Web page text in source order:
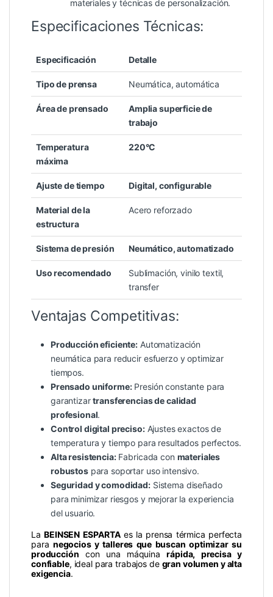
materiales y técnicas de personalización.
Especificaciones Técnicas:
Especificación Detalle
Tipo de prensa Neumática, automática
Área de prensado
Amplia superficie de
trabajo
Temperatura
máxima
220°C
Ajuste de tiempo Digital, configurable
Material de la
estructura
Acero reforzado
Sistema de presión Neumático, automatizado
Uso recomendado
Sublimación, vinilo textil,
transfer
Ventajas Competitivas:
Producción eficiente: Automatización
neumática para reducir esfuerzo y optimizar
tiempos.
Prensado uniforme:Presión constante para
garantizartransferencias de calidad
profesional.
Control digital preciso:Ajustes exactos de
temperatura y tiempo para resultados perfectos.
Alta resistencia:Fabricada con materiales
robustospara soportar uso intensivo.
Seguridad y comodidad:Sistema diseñado
para minimizar riesgos y mejorar la experiencia
del usuario.
LaBEINSEN ESPARTAes la prensa térmica perfecta
para negocios y talleres que buscan optimizar su
producción con una máquinarápida, precisa y
confiable, ideal para trabajos de gran volumen y alta
exigencia.